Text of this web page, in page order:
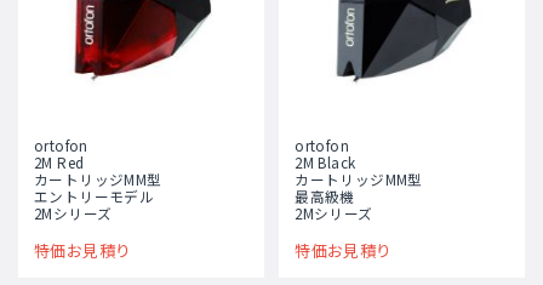
ortofon
2M Red
カートリッジMM型
エントリーモデル
2Mシリーズ
特価お見積り
ortofon
2M Black
カートリッジMM型
最高級機
2Mシリーズ
特価お見積り